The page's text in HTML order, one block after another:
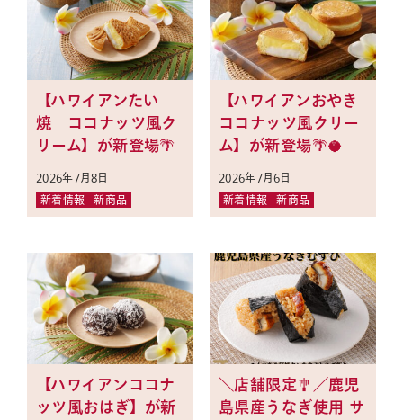
【ハワイアンたい
焼 ココナッツ風ク
リーム】が新登場🌴
2026年7月8日
新着情報 新商品
【ハワイアンおやき
ココナッツ風クリー
ム】が新登場🌴🥥
2026年7月6日
新着情報 新商品
【ハワイアンココナ
ッツ風おはぎ】が新
＼店舗限定🎐／鹿児
島県産うなぎ使用 サ